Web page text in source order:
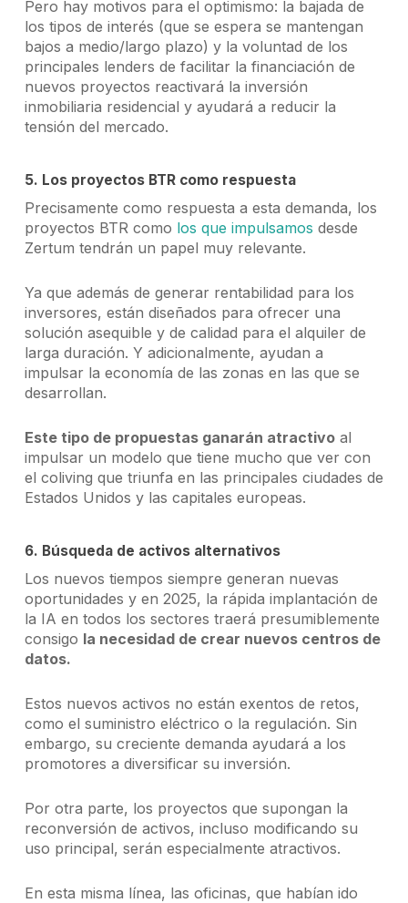
Pero hay motivos para el optimismo: la bajada de
los tipos de interés (que se espera se mantengan
bajos a medio/largo plazo) y la voluntad de los
principales lenders de facilitar la financiación de
nuevos proyectos reactivará la inversión
inmobiliaria residencial y ayudará a reducir la
tensión del mercado.
5. Los proyectos BTR como respuesta
Precisamente como respuesta a esta demanda, los
proyectos BTR como los que impulsamos desde
Zertum tendrán un papel muy relevante.
Ya que además de generar rentabilidad para los
inversores, están diseñados para ofrecer una
solución asequible y de calidad para el alquiler de
larga duración. Y adicionalmente, ayudan a
impulsar la economía de las zonas en las que se
desarrollan.
Este tipo de propuestas ganarán atractivoal
impulsar un modelo que tiene mucho que ver con
el coliving que triunfa en las principales ciudades de
Estados Unidos y las capitales europeas.
6. Búsqueda de activos alternativos
Los nuevos tiempos siempre generan nuevas
oportunidades y en 2025, la rápida implantación de
la IA en todos los sectores traerá presumiblemente
consigo la necesidad de crear nuevos centros de
datos.
Estos nuevos activos no están exentos de retos,
como el suministro eléctrico o la regulación. Sin
embargo, su creciente demanda ayudará a los
promotores a diversificar su inversión.
Por otra parte, los proyectos que supongan la
reconversión de activos, incluso modificando su
uso principal, serán especialmente atractivos.
En esta misma línea, las oficinas, que habían ido